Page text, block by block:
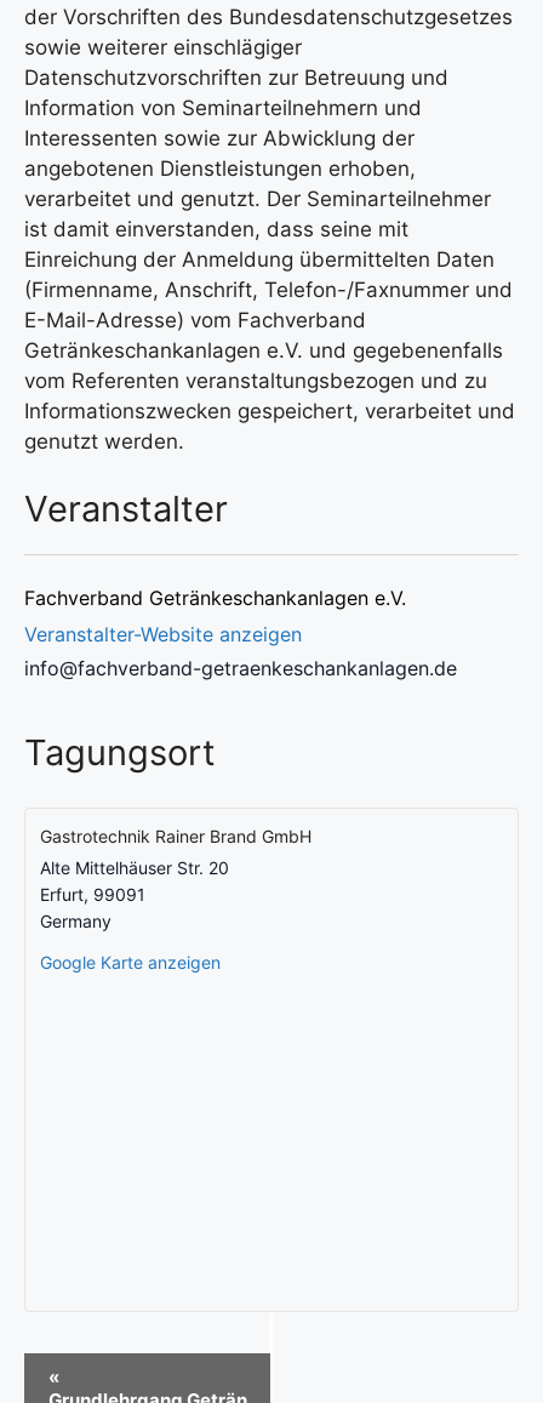
der Vorschriften des Bundesdatenschutzgesetzes
sowie weiterer einschlägiger
Datenschutzvorschriften zur Betreuung und
Information von Seminarteilnehmern und
Interessenten sowie zur Abwicklung der
angebotenen Dienstleistungen erhoben,
verarbeitet und genutzt. Der Seminarteilnehmer
ist damit einverstanden, dass seine mit
Einreichung der Anmeldung übermittelten Daten
(Firmenname, Anschrift, Telefon-/Faxnummer und
E-Mail-Adresse) vom Fachverband
Getränkeschankanlagen e.V. und gegebenenfalls
vom Referenten veranstaltungsbezogen und zu
Informationszwecken gespeichert, verarbeitet und
genutzt werden.
Veranstalter
Fachverband Getränkeschankanlagen e.V.
Veranstalter-Website anzeigen
info@fachverband-getraenkeschankanlagen.de
Tagungsort
Gastrotechnik Rainer Brand GmbH
Alte Mittelhäuser Str. 20
Erfurt, 99091
Germany
Google Karte anzeigen
«